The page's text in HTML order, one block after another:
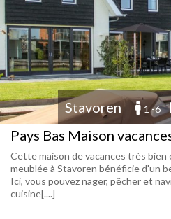
Stavoren 1 -6
Pays Bas Maison
Cette maison de vacances très
meublée à Stavoren bénéficie d'un
Ici, vous pouvez nager, pêcher et
cuisine[....]